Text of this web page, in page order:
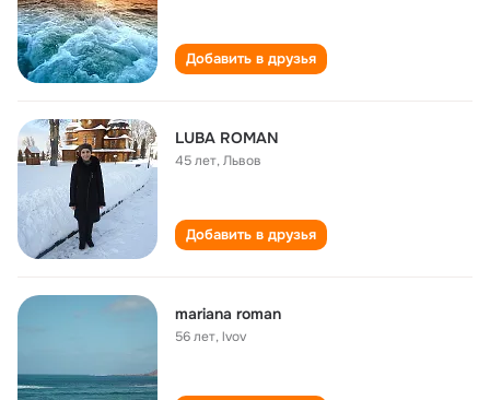
Добавить в друзья
LUBA ROMAN
45 лет,Львов
Добавить в друзья
mariana roman
56 лет,lvov